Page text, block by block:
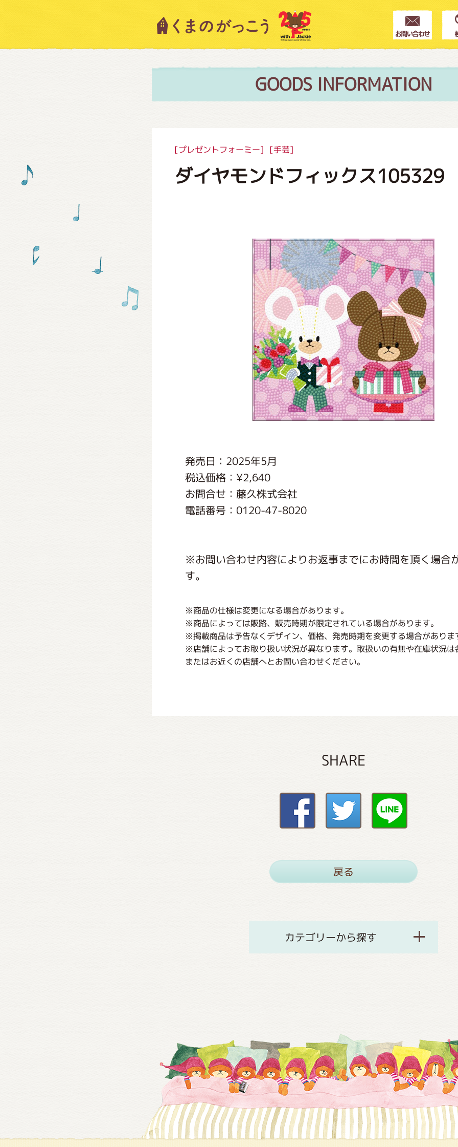
GOODS INFORMATION
[プレゼントフォーミー] [手芸]
ダイヤモンドフィックス105329
発売日：2025年5月
税込価格：¥2,640
お問合せ：藤久株式会社
電話番号：0120-47-8020
※お問い合わせ内容によりお返事までにお時間を頂く場合
す。
※商品の仕様は変更になる場合があります。
※商品によっては販路、販売時期が限定されている場合があります。
※掲載商品は予告なくデザイン、価格、発売時期を変更する場合がありま
※店舗によってお取り扱い状況が異なります。取扱いの有無や在庫状況は
またはお近くの店舗へとお問い合わせください。
SHARE
戻る
カテゴリーから探す
キャラクター紹介
絵本・作家紹介
グッズインフォメーション
ミュージカル・コンサート
おたのしみコンテンツ(クイズ・AR・診断・占
チア ジャッキーズ！
くまのがっこう しょくいんしつ
くまのがっこう 家庭科部